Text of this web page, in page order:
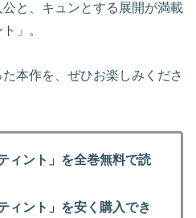
と、キュンとする展開が満載
」。
本作を、ぜひお楽しみくださ
ィント」を全巻無料で読
ィント」を安く購入でき